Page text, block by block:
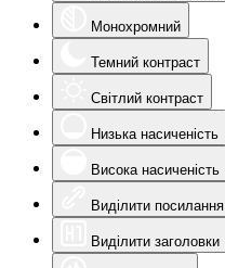
Монохромний
Темний контраст
Світлий контраст
Низька насиченість
Висока насиченість
Виділити посилання
Виділити заголовки